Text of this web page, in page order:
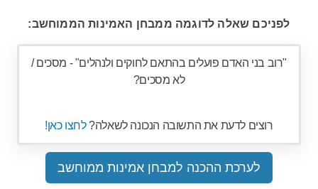
לפניכם שאלה לדוגמה ממבחן האמינות הממוחשב:
"רוב בני האדם פועלים בהתאם לחוקים ולנהלים" - מסכים /
לא מסכים?
רוצים לדעת את התשובה הנכונה לשאלה?לחצו כאן!
לערכת ההכנה למבחן אמינות ממוחשב